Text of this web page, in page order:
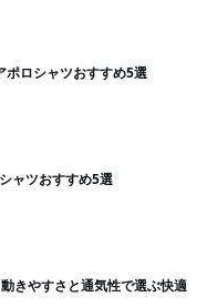
ポロシャツおすすめ5選
ャツおすすめ5選
きやすさと通気性で選ぶ快適